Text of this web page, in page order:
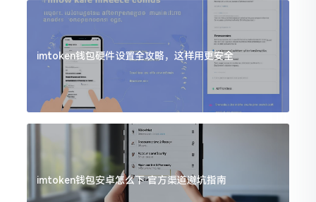
imtoken钱包硬件设置全攻略，这样用更安全
imtoken钱包安卓怎么下 官方渠道避坑指南